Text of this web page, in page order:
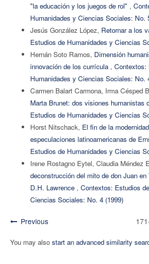
"la educación y los juegos de rol" ,
Humanidades y Ciencias Sociales: No.
Jesús González López, Retornar a los
Estudios de Humanidades y Ciencias
Hernán Soto Ramos, Dimensión
innovación de los currícula , Contextos:
Humanidades y Ciencias Sociales: No.
Carmen Balart Carmona, Irma Césped
Marta Brunet: dos visiones humanistas
Estudios de Humanidades y Ciencias
Horst Nitschack, El fin de la
especulaciones latinoamericanas de
Estudios de Humanidades y Ciencias
Irene Rostagno Eytel, Claudia Méndez
deconstrucción del mito de don Juan
D.H. Lawrence , Contextos: Estudios
Ciencias Sociales: No. 4 (1999)
Previous
You may also start an advanced similarity